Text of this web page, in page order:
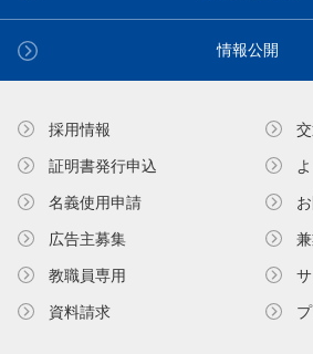
情報公開
採用情報
証明書発⾏申込
名義使⽤申請
広告主募集
教職員専⽤
資料請求